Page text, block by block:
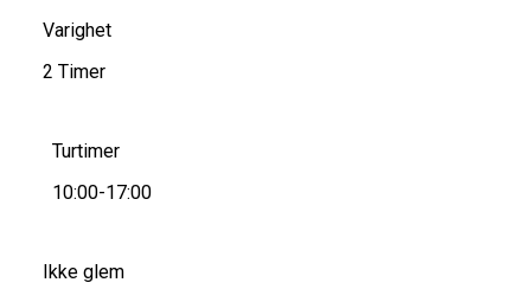
Varighet
2 Timer
Turtimer
10:00-17:00
Ikke glem